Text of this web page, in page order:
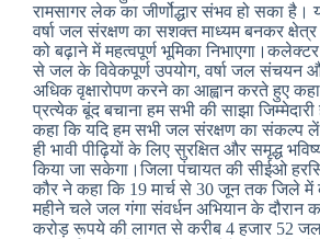
रामसागर लेक का जीर्णोद्धार संभव हो सका है।
वर्षा जल संरक्षण का सशक्त माध्यम बनकर
को बढ़ाने में महत्वपूर्ण भूमिका निभाएगा।कलेक्टर
से जल के विवेकपूर्ण उपयोग, वर्षा जल संचयन
अधिक वृक्षारोपण करने का आह्वान करते हुए
प्रत्येक बूंद बचाना हम सभी की साझा
कहा कि यदि हम सभी जल संरक्षण का संकल्प लें,
ही भावी पीढ़ियों के लिए सुरक्षित और समृद्ध
किया जा सकेगा।जिला पंचायत की सीईओ
कौर ने कहा कि 19 मार्च से 30 जून तक जिले में
महीने चले जल गंगा संवर्धन अभियान के दौरान
करोड़ रूपये की लागत से करीब 4 हजार 52